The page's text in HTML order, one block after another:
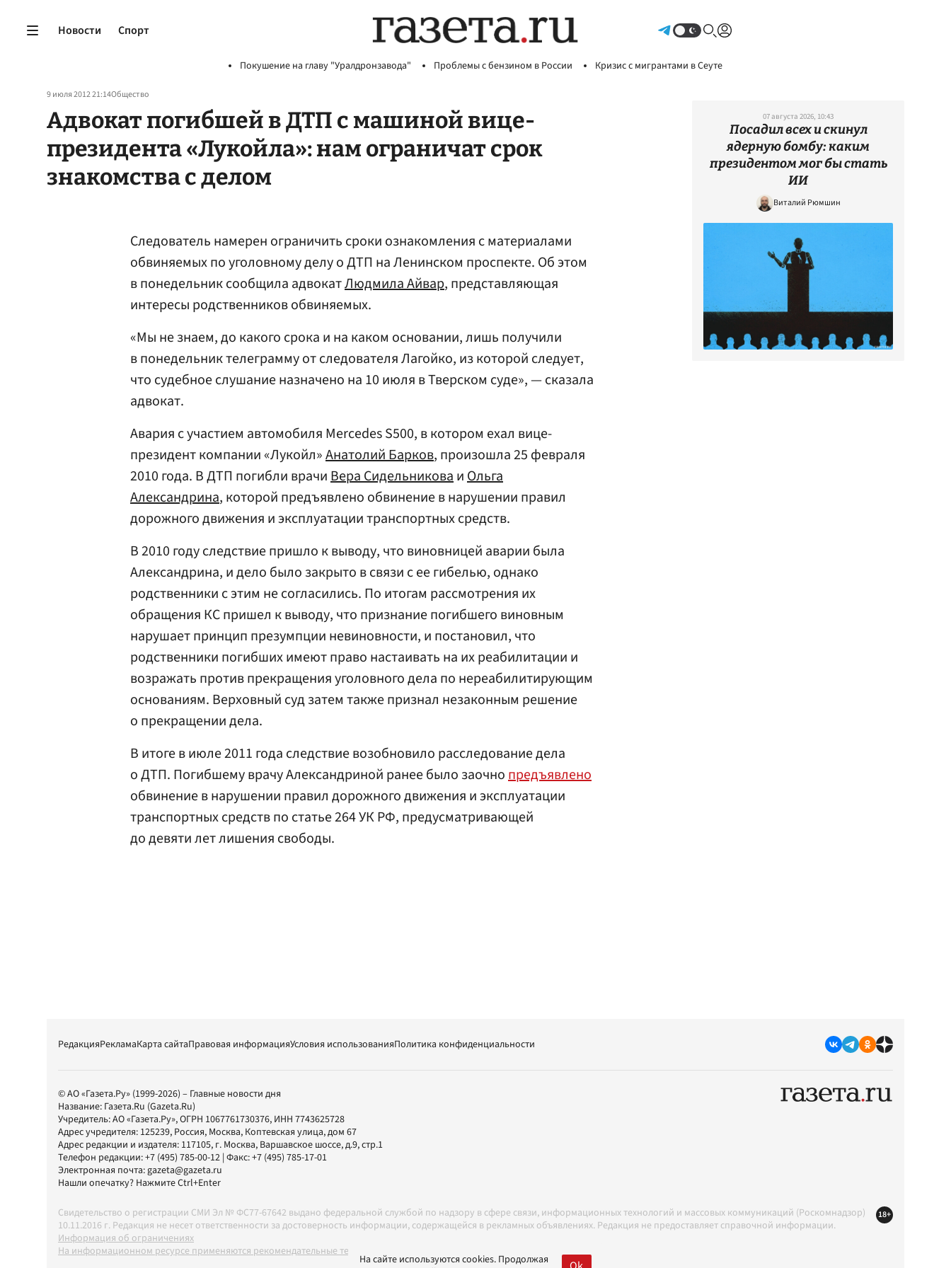
Новости Спорт
Покушение на главу "Уралдронзавода" Проблемы с бензином в России Кризис с мигрантами в Сеуте
9 июля 2012 21:14Общество
Адвокат погибшей в ДТП с машиной вице-
президента «Лукойла»: нам ограничат срок
знакомства с делом
Следователь намерен ограничить сроки ознакомления с материалами
обвиняемых по уголовному делу о ДТП на Ленинском проспекте. Об этом
в понедельник сообщила адвокатЛюдмила Айвар, представляющая
интересы родственников обвиняемых.
«Мы не знаем, до какого срока и на каком основании, лишь получили
в понедельник телеграмму от следователя Лагойко, из которой следует,
что судебное слушание назначено на 10 июля в Тверском суде», — сказала
адвокат.
Авария с участием автомобиля Mercedes S500, в котором ехал вице-
президент компании «Лукойл»Анатолий Барков, произошла 25 февраля
2010 года. В ДТП погибли врачиВера СидельниковаиОльга
Александрина, которой предъявлено обвинение в нарушении правил
дорожного движения и эксплуатации транспортных средств.
В 2010 году следствие пришло к выводу, что виновницей аварии была
Александрина, и дело было закрыто в связи с ее гибелью, однако
родственники с этим не согласились. По итогам рассмотрения их
обращения КС пришел к выводу, что признание погибшего виновным
нарушает принцип презумпции невиновности, и постановил, что
родственники погибших имеют право настаивать на их реабилитации и
возражать против прекращения уголовного дела по нереабилитирующим
основаниям. Верховный суд затем также признал незаконным решение
о прекращении дела.
В итоге в июле 2011 года следствие возобновило расследование дела
о ДТП. Погибшему врачу Александриной ранее было заочнопредъявлено
обвинение в нарушении правил дорожного движения и эксплуатации
транспортных средств по статье 264 УК РФ, предусматривающей
до девяти лет лишения свободы.
07 августа 2026, 10:43
Посадил всех и скинул
ядерную бомбу: каким
президентом мог бы стать
ИИ
Виталий Рюмшин
РедакцияРекламаКарта сайтаПравовая информацияУсловия использованияПолитика конфиденциальности
© АО «Газета.Ру» (1999-2026) – Главные новости дня
Название: Газета.Ru (Gazeta.Ru)
Учредитель:АО «Газета.Ру», ОГРН 1067761730376, ИНН 7743625728
Адрес учредителя: 125239, Россия, Москва, Коптевская улица, дом 67
Адрес редакции и издателя: 117105, г. Москва, Варшавское шоссе, д.9, стр.1
Телефон редакции:+7 (495) 785-00-12 | Факс:+7 (495) 785-17-01
Электронная почта:gazeta@gazeta.ru
Нашли опечатку? Нажмите Ctrl+Enter
Свидетельство о регистрации СМИ Эл № ФС77-67642 выдано федеральной службой по надзору в сфере связи, информационных технологий и массовых коммуникаций (Роскомнадзор)
10.11.2016 г. Редакция не несет ответственности за достоверность информации, содержащейся в рекламных объявлениях. Редакция не предоставляет справочной информации.
Информация об ограничениях
На информационном ресурсе применяются рекомендательные технологии в соответствии с Правилами
18+
На сайте используются cookies. Продолжая